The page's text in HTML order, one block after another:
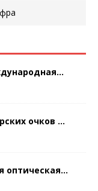
очков ...
оптическая...